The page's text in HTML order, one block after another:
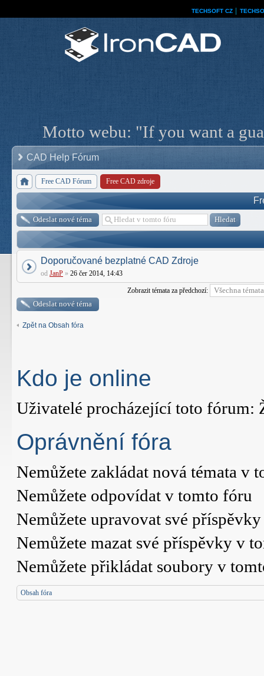
TECHSOFT CZ
Motto webu: "If you want a
CAD Help Fórum
Free CAD Fórum Free CAD zdroje
Odeslat nové téma
Doporučované bezplatné CAD Zdroje
od JanP » 26 čer 2014, 14:43
Zobrazit témata za předchozí:
Odeslat nové téma
Zpět na Obsah fóra
Kdo je online
Uživatelé procházející toto fórum:
Oprávnění fóra
Nemůžete zakládat nová témata v
Nemůžete odpovídat v tomto fóru
Nemůžete upravovat své
Nemůžete mazat své příspěvky v
Nemůžete přikládat soubory v
Obsah fóra